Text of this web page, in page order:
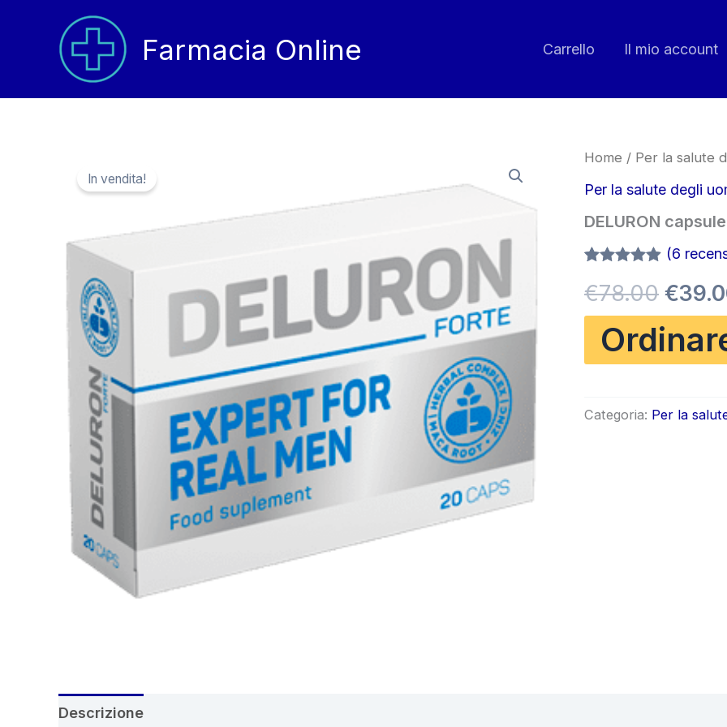
contenuto
Farmacia Online Carrello Il mio account
In vendita!
Home / Per la salute
Per la salute degli
DELURON capsule
4.83su 5
su base
di
recensioni
(6
€78.00 Il
€
Categoria: Per la
Descrizione